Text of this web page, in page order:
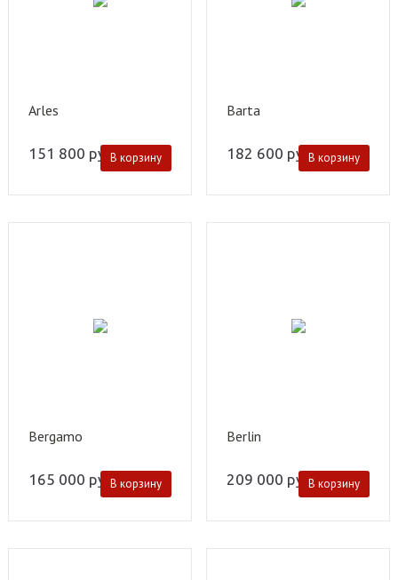
Arles
151 800 руб.В корзину
Barta
182 600 руб.В корзину
Bergamo
165 000 руб.В корзину
Berlin
209 000 руб.В корзину